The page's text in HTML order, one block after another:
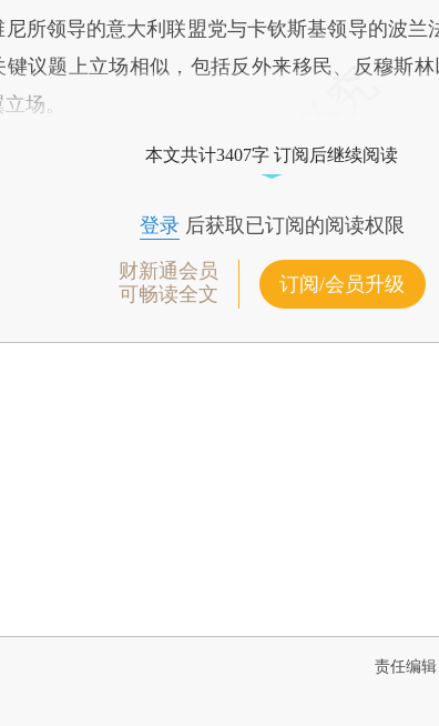
领导的意大利联盟党与卡钦斯基领导的波兰
键议题上立场相似，包括反外来移民、反穆斯
场。
本文共计3407字 订阅后继续阅读
登录后获取已订阅的阅读权限
财新通会员
可畅读全文
订阅/会员升级
责任编